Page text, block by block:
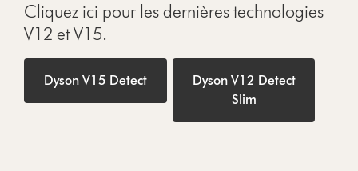
Cliquez ici pour les dernières technologies
V12 et V15.
Dyson V15 Detect
Dyson V12 Detect
Slim